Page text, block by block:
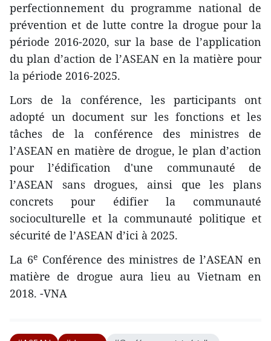
perfectionnement du programme national de
prévention et de lutte contre la drogue pour la
période 2016-2020, sur la base de l’application
du plan d’action de l’ASEAN en la matière pour
la période 2016-2025.
Lors de la conférence, les participants ont
adopté un document sur les fonctions et les
tâches de la conférence des ministres de
l’ASEAN en matière de drogue, le plan d’action
pour l’édification d'une communauté de
l’ASEAN sans drogues, ainsi que les plans
concrets pour édifier la communauté
socioculturelle et la communauté politique et
sécurité de l’ASEAN d’ici à 2025.
La 6e Conférence des ministres de l’ASEAN en
matière de drogue aura lieu au Vietnam en
2018. -VNA